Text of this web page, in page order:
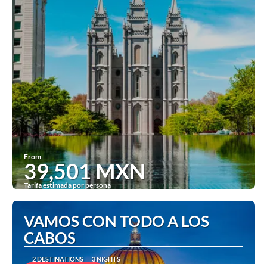
From
39,501 MXN
Tarifa estimada por persona
See
VAMOS CON TODO A LOS
CABOS
2 DESTINATIONS 3 NIGHTS